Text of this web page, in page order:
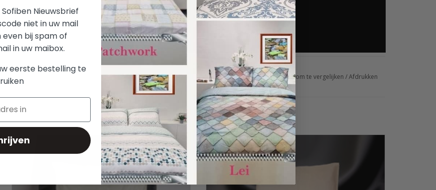
Aan verlanglijst toevoegen/Toevoegen om te vergelijken /Afdrukken
Een Sofiben dekbedovertrek hotellinnen Vanille wordt
standaard, afhankelijk van de maat, geleverd met 1 of 2
kussenslopen. Bestel nu met voordeel een extra set bij uw
eerste aankoop
TOEVOEGEN AAN WINKELWAGEN
Een Sofiben dekbedovertrek hotellinnen Camel wordt
standaard, afhankelijk van de maat, geleverd met 1 of 2
kussenslopen. Bestel nu met voordeel een extra set bij uw
eerste aankoop en ontvang korting op het 2e kussensloop
TOEVOEGEN AAN WINKELWAGEN
Nieuwsbrief
niet in uw mail
even bij spam of
in uw maibox.
eerste bestelling te